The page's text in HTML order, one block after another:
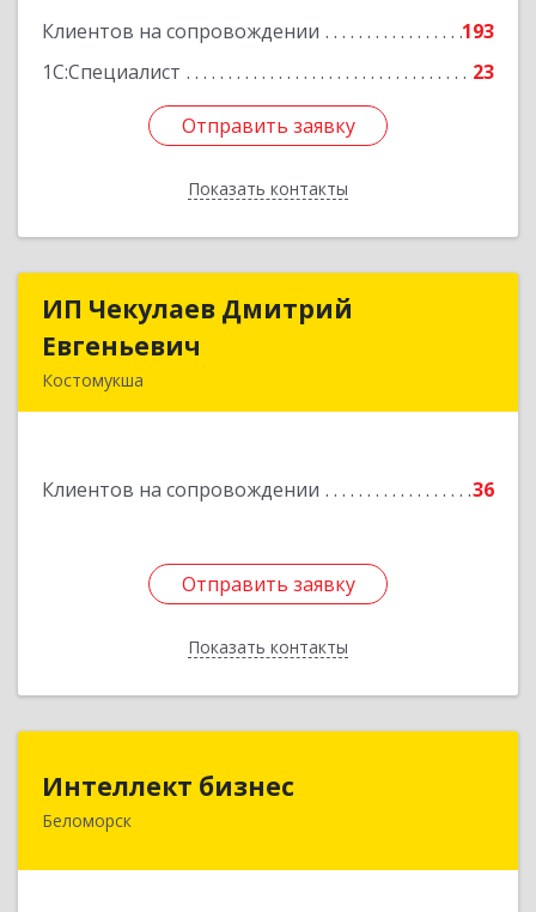
Клиентов на сопровождении
193
1С:Специалист
23
Отправить заявку
Показать контакты
Отправить заявку
Назад
ИП Чекулаев Дмитрий
Евгеньевич
Костомукша
Клиентов на сопровождении 36
Отправить заявку
Показать контакты
ИП Чекулаев Дмитрий
Отправить заявку
Назад
Интеллект бизнес
Беломорск